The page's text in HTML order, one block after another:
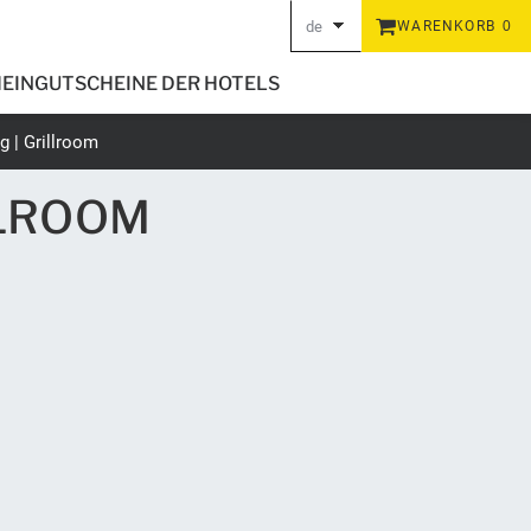
GUTSCHEINE DER HOTELS
de WARENKORB 0
| Grillroom